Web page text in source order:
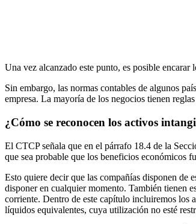
Una vez alcanzado este punto, es posible
Sin embargo, las normas contables de algunos
empresa. La mayoría de los negocios tienen
¿Cómo se reconocen los activos
El CTCP señala que en el párrafo 18.4 de la
que sea probable que los beneficios económicos
Esto quiere decir que las compañías disponen de
disponer en cualquier momento. También tienen
corriente. Dentro de este capítulo incluiremos los
líquidos equivalentes, cuya utilización no esté